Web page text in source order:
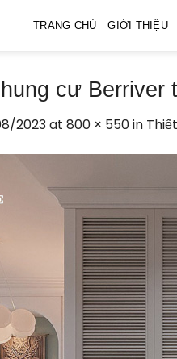
TRANG CHỦ GIỚI THIỆU
cư Berriver
2023at 800 × 550in